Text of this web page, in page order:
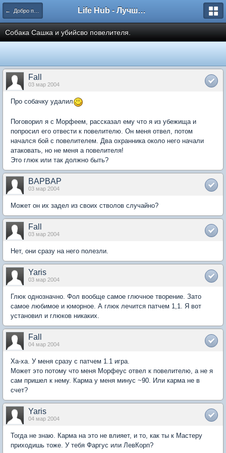
← Добро пожаловать в Пустошь Life Hub - Лучшие компьютерные игры мира
Собака Сашка и убийсво повелителя.
Fall
03 мар 2004
Про собачку удалил
Поговорил я с Морфеем, рассказал ему что я из убежища и
попросил его отвести к повелителю. Он меня отвел, потом
начался бой с повелителем. Два охранника около него начали
атаковать, но не меня а повелителя!
Это глюк или так должно быть?
BAPBAP
03 мар 2004
Может он их задел из своих стволов случайно?
Fall
03 мар 2004
Нет, они сразу на него полезли.
Yaris
03 мар 2004
Глюк однозначно. Фол вообще самое глючное творение. Зато
самое любимое и юморное. А глюк лечится патчем 1,1. Я вот
установил и глюков никаких.
Fall
04 мар 2004
Ха-ха. У меня сразу с патчем 1.1 игра.
Может это потому что меня Морфеус отвел к повелителю, а не я
сам пришел к нему. Карма у меня минус ~90. Или карма не в
счет?
Yaris
04 мар 2004
Тогда не знаю. Карма на это не влияет, и то, как ты к Мастеру
приходишь тоже. У тебя Фаргус или ЛевКорп?